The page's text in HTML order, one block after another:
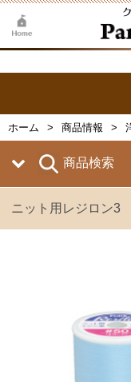
ホーム 商品情報
商品検索
ニット用レジロン3